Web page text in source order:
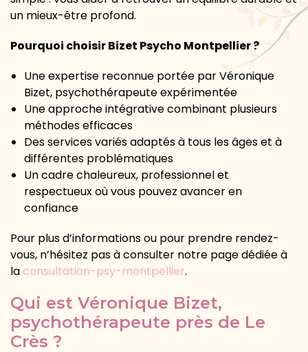
un mieux-être profond.
Pourquoi choisir Bizet Psycho Montpellier ?
Une expertise reconnue portée par Véronique
Bizet, psychothérapeute expérimentée
Une approche intégrative combinant plusieurs
méthodes efficaces
Des services variés adaptés à tous les âges et à
différentes problématiques
Un cadre chaleureux, professionnel et
respectueux où vous pouvez avancer en
confiance
Pour plus d’informations ou pour prendre rendez-
vous, n’hésitez pas à consulter notre page dédiée à
la consultation-psy-montpellier.
Qui est Véronique Bizet,
psychothérapeute près de Le
Crès ?